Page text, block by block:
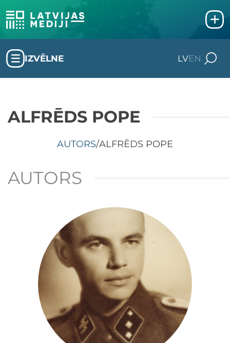
IZVĒLNE LVEN
ALFRĒDS POPE
AUTORS/ALFRĒDS POPE
AUTORS